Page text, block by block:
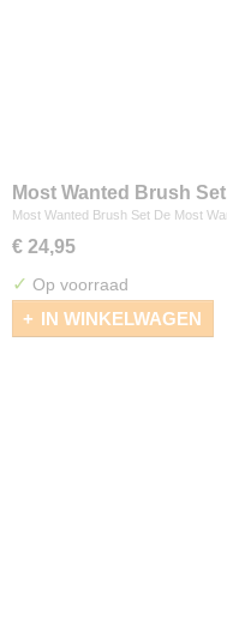
Most Wanted Brush Set
Most Wanted Brush Set De Most
€ 24,95
✓ Op voorraad
IN WINKELWAGEN